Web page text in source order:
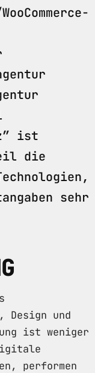
ist
die
sehr
und
ist weniger
performen